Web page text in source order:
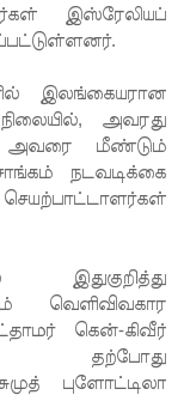
இஸ்ரேலியப்
இலங்கையரான
அவரது
அவரை மீண்டும்
நடவடிக்கை
வெளிவிவகார
கென்-கிவீர்
தற்போது
புளோட்டிலா